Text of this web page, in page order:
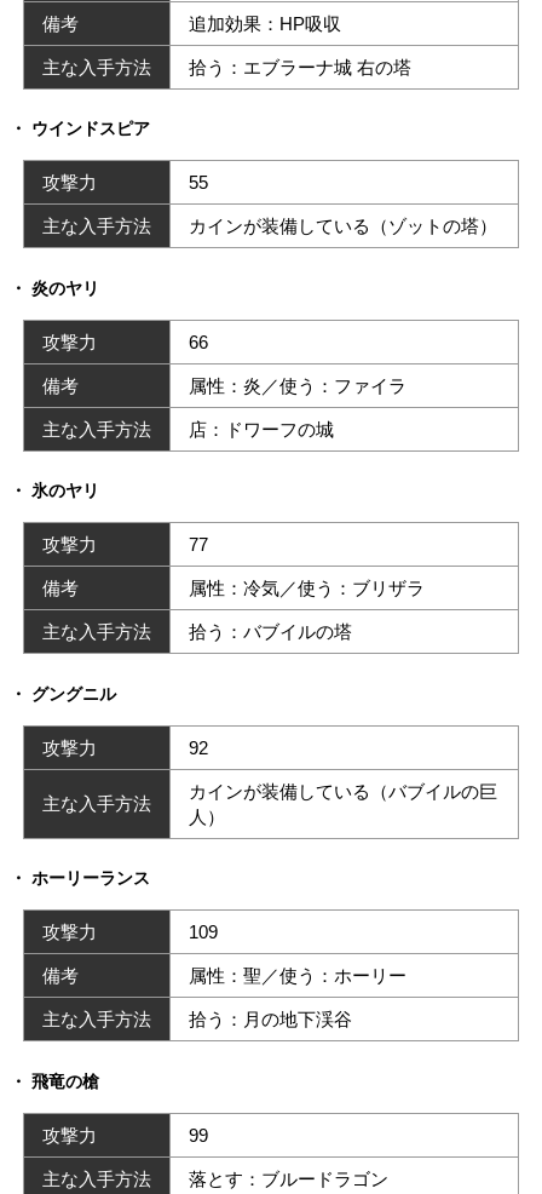
備考 追加効果：HP吸収
主な入手方法 拾う：エブラーナ城 右の塔
ウインドスピア
攻撃力 55
主な入手方法 カインが装備している（ゾットの塔）
炎のヤリ
攻撃力 66
備考 属性：炎／使う：ファイラ
主な入手方法 店：ドワーフの城
氷のヤリ
攻撃力 77
備考 属性：冷気／使う：ブリザラ
主な入手方法 拾う：バブイルの塔
グングニル
攻撃力 92
主な入手方法
カインが装備している（バブイルの巨
人）
ホーリーランス
攻撃力 109
備考 属性：聖／使う：ホーリー
主な入手方法 拾う：月の地下渓谷
飛竜の槍
攻撃力 99
主な入手方法 落とす：ブルードラゴン